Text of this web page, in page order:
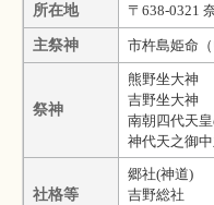
所在地 〒638-0321
主祭神 市杵島姫命
祭神
熊野坐大神
吉野坐大神
南朝四代天
神代天之御
社格等
郷社(神道)
吉野総社